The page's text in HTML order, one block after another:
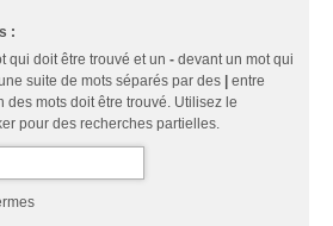
:
qui doit être trouvé et un - devant un mot qui
suite de mots séparés par des
entre
des mots doit être trouvé. Utilisez le
pour des recherches partielles.